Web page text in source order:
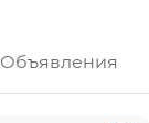
Объявления